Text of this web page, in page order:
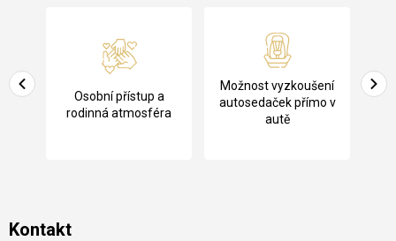
a
Osobní přístup a
rodinná atmosféra
Možnost vyzkoušení
autosedaček přímo v
autě
Kontakt